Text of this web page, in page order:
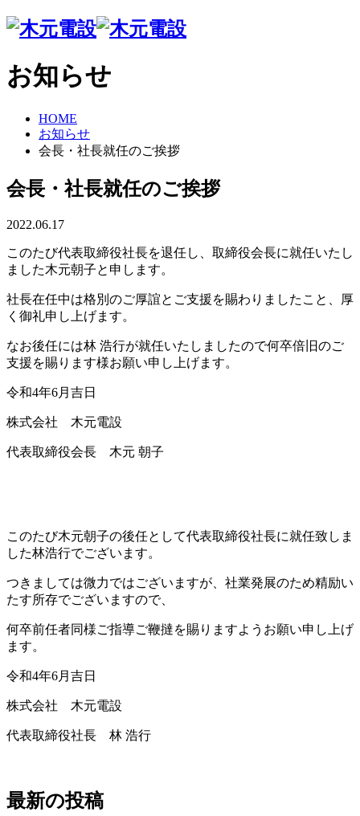
会社概要
組織体制
工事実績書
ISO
エコアクション
電気
太陽光・オール電化
空調
消防設備
土木・建築
お知らせ
HOME
お知らせ
会長・社長就任のご挨拶
会長・社長就任のご挨拶
2022.06.17
このたび代表取締役社長を退任し、取締役会長に就任いたし
ました木元朝子と申します。
社長在任中は格別のご厚誼とご支援を賜わりましたこと、厚
く御礼申し上げます。
なお後任には林 浩行が就任いたしましたので何卒倍旧のご
支援を賜ります様お願い申し上げます。
令和4年6月吉日
株式会社 木元電設
代表取締役会長 木元 朝子
このたび木元朝子の後任として代表取締役社長に就任致しま
した林浩行でございます。
つきましては微力ではございますが、社業発展のため精励い
たす所存でございますので、
何卒前任者同様ご指導ご鞭撻を賜りますようお願い申し上げ
ます。
令和4年6月吉日
株式会社 木元電設
代表取締役社長 林 浩行
最新の投稿